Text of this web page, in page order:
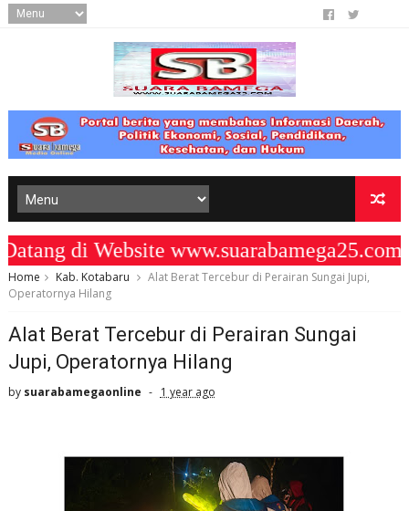
di Website www.suarabamega25.com "
Home Kab. Kotabaru
Alat Berat Tercebur di Perairan Sungai Jupi,
Operatornya Hilang
Alat Berat Tercebur di Perairan Sungai
Jupi, Operatornya Hilang
by suarabamegaonline 1 year ago